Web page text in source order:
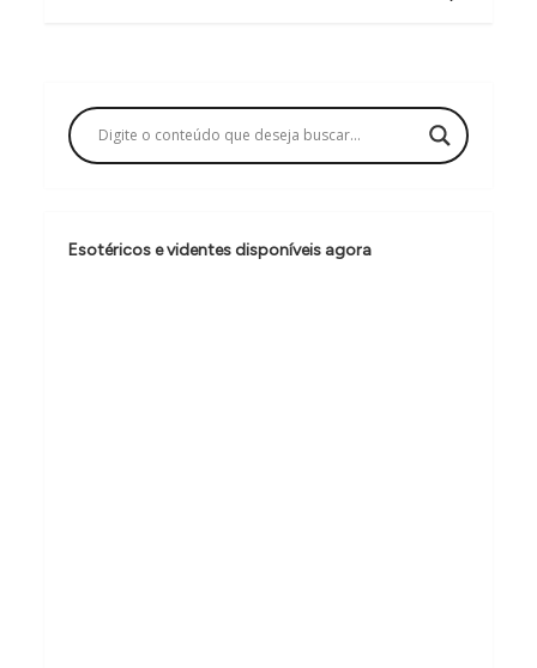
ç
ã
d
Esotéricos e videntes disponíveis agora